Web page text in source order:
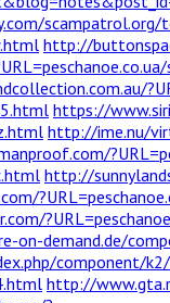
scampatrol.org/
http://
https://
http://ime.nu/
http://
on-demand.de/
component/
http://